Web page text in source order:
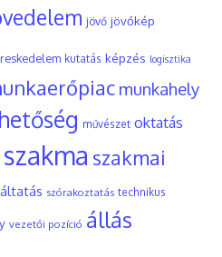
jövő jövőkép
kutatás képzés logisztika
munkahely
művészet oktatás
szakma szakmai
szórakoztatás technikus
vezetői pozíció állás